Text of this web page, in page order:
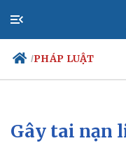
/PHÁP LUẬT
Chính trị
Gây tai nạn